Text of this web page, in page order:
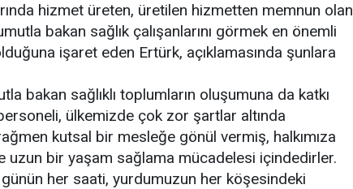
hizmet üreten, üretilen hizmetten memnun olan
bakan sağlık çalışanlarını görmek en önemli
işaret eden Ertürk, açıklamasında şunlara
bakan sağlıklı toplumların oluşumuna da katkı
ülkemizde çok zor şartlar altında
kutsal bir mesleğe gönül vermiş, halkımıza
uzun bir yaşam sağlama mücadelesi içindedirler.
günün her saati, yurdumuzun her köşesindeki